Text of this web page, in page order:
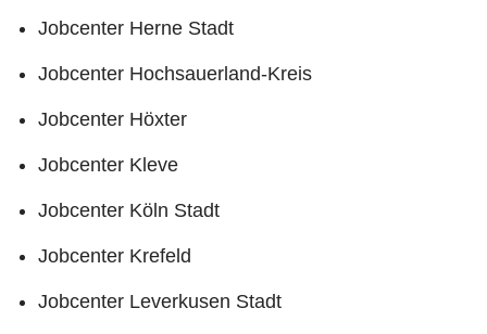
Jobcenter Herne Stadt
Jobcenter Hochsauerland-Kreis
Jobcenter Höxter
Jobcenter Kleve
Jobcenter Köln Stadt
Jobcenter Krefeld
Jobcenter Leverkusen Stadt